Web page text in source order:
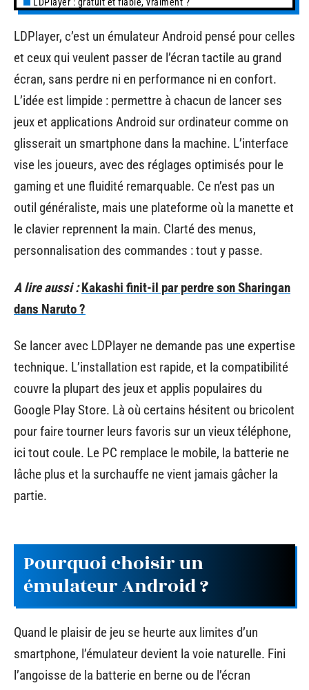
LDPlayer, c’est un émulateur Android pensé pour celles
et ceux qui veulent passer de l’écran tactile au grand
écran, sans perdre ni en performance ni en confort.
L’idée est limpide : permettre à chacun de lancer ses
jeux et applications Android sur ordinateur comme on
glisserait un smartphone dans la machine. L’interface
vise les joueurs, avec des réglages optimisés pour le
gaming et une fluidité remarquable. Ce n’est pas un
outil généraliste, mais une plateforme où la manette et
le clavier reprennent la main. Clarté des menus,
personnalisation des commandes : tout y passe.
A lire aussi : Kakashi finit-il par perdre son Sharingan
dans Naruto ?
Se lancer avec LDPlayer ne demande pas une expertise
technique. L’installation est rapide, et la compatibilité
couvre la plupart des jeux et applis populaires du
Google Play Store. Là où certains hésitent ou bricolent
pour faire tourner leurs favoris sur un vieux téléphone,
ici tout coule. Le PC remplace le mobile, la batterie ne
lâche plus et la surchauffe ne vient jamais gâcher la
partie.
Pourquoi choisir un
émulateur Android ?
Quand le plaisir de jeu se heurte aux limites d’un
smartphone, l’émulateur devient la voie naturelle. Fini
l’angoisse de la batterie en berne ou de l’écran